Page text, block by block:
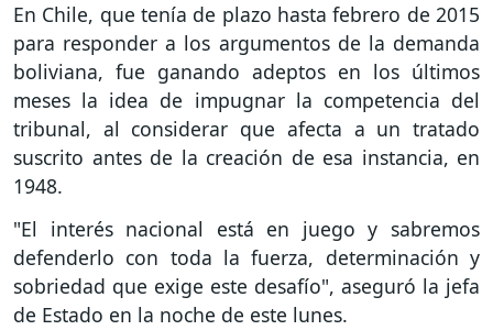
En Chile, que tenía de plazo hasta febrero de 2015
para responder a los argumentos de la demanda
boliviana, fue ganando adeptos en los últimos
meses la idea de impugnar la competencia del
tribunal, al considerar que afecta a un tratado
suscrito antes de la creación de esa instancia, en
1948.
"El interés nacional está en juego y sabremos
defenderlo con toda la fuerza, determinación y
sobriedad que exige este desafío", aseguró la jefa
de Estado en la noche de este lunes.